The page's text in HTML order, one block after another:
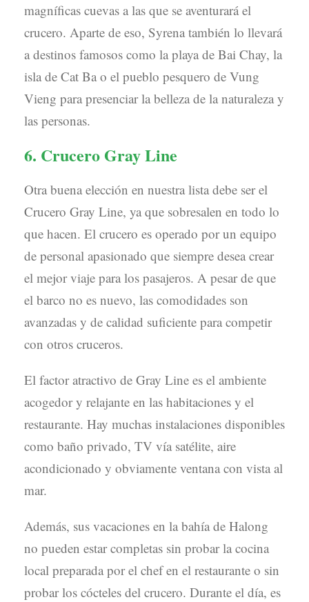
magníficas cuevas a las que se aventurará el
crucero. Aparte de eso, Syrena también lo llevará
a destinos famosos como la playa de Bai Chay, la
isla de Cat Ba o el pueblo pesquero de Vung
Vieng para presenciar la belleza de la naturaleza y
las personas.
6. Crucero Gray Line
Otra buena elección en nuestra lista debe ser el
Crucero Gray Line, ya que sobresalen en todo lo
que hacen. El crucero es operado por un equipo
de personal apasionado que siempre desea crear
el mejor viaje para los pasajeros. A pesar de que
el barco no es nuevo, las comodidades son
avanzadas y de calidad suficiente para competir
con otros cruceros.
El factor atractivo de Gray Line es el ambiente
acogedor y relajante en las habitaciones y el
restaurante. Hay muchas instalaciones disponibles
como baño privado, TV vía satélite, aire
acondicionado y obviamente ventana con vista al
mar.
Además, sus vacaciones en la bahía de Halong
no pueden estar completas sin probar la cocina
local preparada por el chef en el restaurante o sin
probar los cócteles del crucero. Durante el día, es